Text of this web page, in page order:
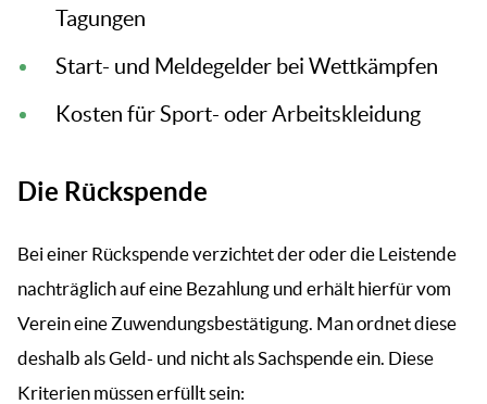
Tagungen
Start- und Meldegelder bei Wettkämpfen
Kosten für Sport- oder Arbeitskleidung
Die Rückspende
Bei einer Rückspende verzichtet der oder die Leistende
nachträglich auf eine Bezahlung und erhält hierfür vom
Verein eine Zuwendungsbestätigung. Man ordnet diese
deshalb als Geld- und nicht als Sachspende ein. Diese
Kriterien müssen erfüllt sein: